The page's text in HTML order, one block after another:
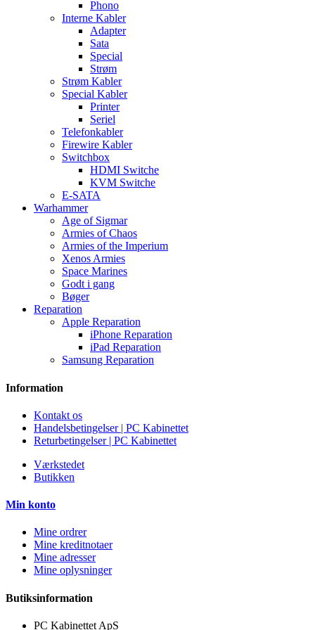
Phono
Interne Kabler
Adapter
Sata
Special
Strøm
Strøm Kabler
Special Kabler
Printer
Seriel
Telefonkabler
Firewire Kabler
Switchbox
HDMI Switche
KVM Switche
E-SATA
Warhammer
Age of Sigmar
Armies of Chaos
Armies of the Imperium
Xenos Armies
Space Marines
Godt i gang
Bøger
Reparation
Apple Reparation
iPhone Reparation
iPad Reparation
Samsung Reparation
Information
Kontakt os
Handelsbetingelser | PC Kabinettet
Returbetingelser | PC Kabinettet
Værkstedet
Butikken
Min konto
Mine ordrer
Mine kreditnotaer
Mine adresser
Mine oplysninger
Butiksinformation
PC Kabinettet ApS